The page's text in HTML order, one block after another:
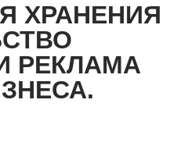
ХРАНЕНИЯ
РЕКЛАМА